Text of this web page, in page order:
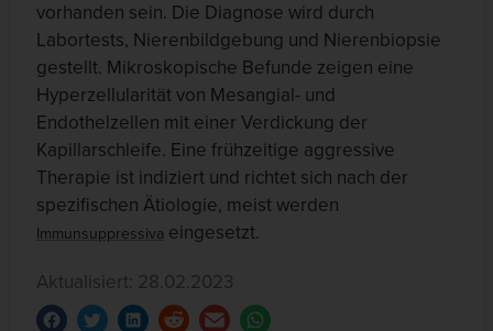
vorhanden sein. Die Diagnose wird durch
Labortests, Nierenbildgebung und Nierenbiopsie
gestellt. Mikroskopische Befunde zeigen eine
Hyperzellularität von Mesangial- und
Endothelzellen mit einer Verdickung der
Kapillarschleife. Eine frühzeitige aggressive
Therapie ist indiziert und richtet sich nach der
spezifischen Ätiologie, meist werden
Immunsuppressiva eingesetzt.
Aktualisiert: 28.02.2023